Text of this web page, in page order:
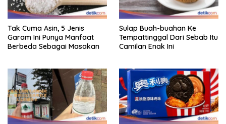
Tak Cuma Asin, 5 Jenis
Garam Ini Punya Manfaat
Berbeda Sebagai Masakan
Sulap Buah-buahan Ke
Tempattinggal Dari Sebab Itu
Camilan Enak Ini